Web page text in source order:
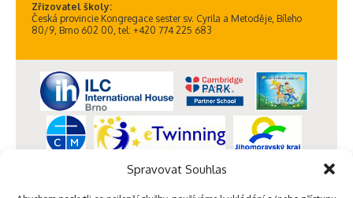
Spravovat Souhlas
Zřizovatel školy:
Česká provincie Kongregace sester sv. Cyrila a Metoděje, Bíleho
80/9, Brno 602 00, tel: +420 774 225 683